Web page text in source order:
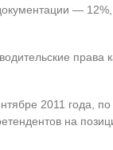
—
2011 года,
на